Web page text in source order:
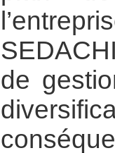
de